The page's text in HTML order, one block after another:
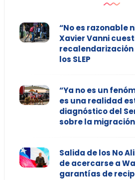
“No es razonable
Xavier Vanni
los SLEP
“Ya no es un
es una realidad
diagnóstico del
sobre la migración
Salida de los No
de acercarse a
garantías de